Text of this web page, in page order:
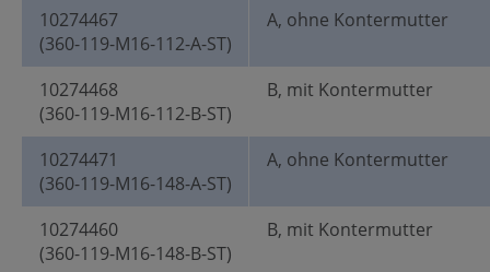
10274467
(360-119-M16-112-A-ST)
A, ohne Kontermutter
10274468
(360-119-M16-112-B-ST)
B, mit Kontermutter
10274471
(360-119-M16-148-A-ST)
A, ohne Kontermutter
10274460
(360-119-M16-148-B-ST)
B, mit Kontermutter